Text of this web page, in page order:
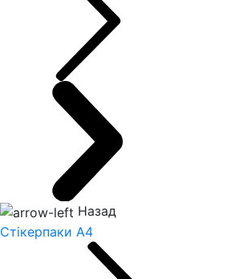
Назад
Стікерпаки А4